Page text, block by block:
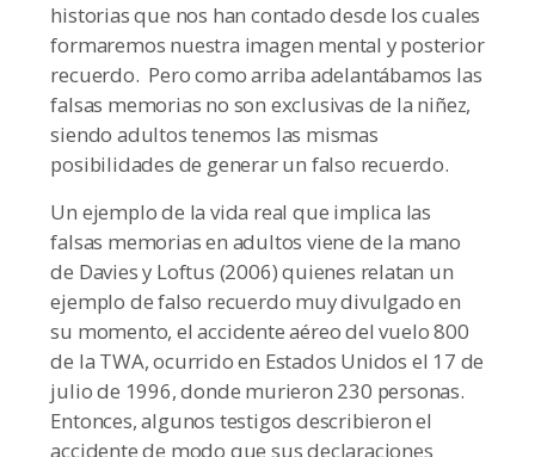
historias que nos han contado desde los cuales
formaremos nuestra imagen mental y posterior
recuerdo. Pero como arriba adelantábamos las
falsas memorias no son exclusivas de la niñez,
siendo adultos tenemos las mismas
posibilidades de generar un falso recuerdo.
Un ejemplo de la vida real que implica las
falsas memorias en adultos viene de la mano
de Davies y Loftus (2006) quienes relatan un
ejemplo de falso recuerdo muy divulgado en
su momento, el accidente aéreo del vuelo 800
de la TWA, ocurrido en Estados Unidos el 17 de
julio de 1996, donde murieron 230 personas.
Entonces, algunos testigos describieron el
accidente de modo que sus declaraciones